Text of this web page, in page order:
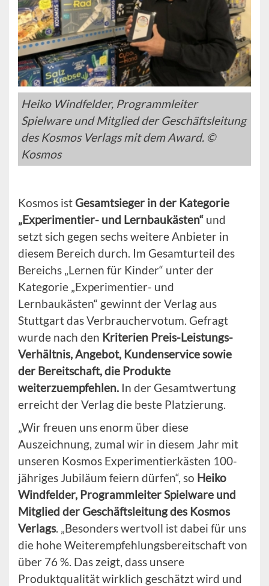
Heiko Windfelder, Programmleiter
Spielware und Mitglied der Geschäftsleitung
des Kosmos Verlags mit dem Award. ©
Kosmos
Kosmos ist Gesamtsieger in der Kategorie
„Experimentier- und Lernbaukästen“ und
setzt sich gegen sechs weitere Anbieter in
diesem Bereich durch. Im Gesamturteil des
Bereichs „Lernen für Kinder“ unter der
Kategorie „Experimentier- und
Lernbaukästen“ gewinnt der Verlag aus
Stuttgart das Verbrauchervotum. Gefragt
wurde nach den Kriterien Preis-Leistungs-
Verhältnis, Angebot, Kundenservice sowie
der Bereitschaft, die Produkte
weiterzuempfehlen. In der Gesamtwertung
erreicht der Verlag die beste Platzierung.
„Wir freuen uns enorm über diese
Auszeichnung, zumal wir in diesem Jahr mit
unseren Kosmos Experimentierkästen 100-
jähriges Jubiläum feiern dürfen“, so Heiko
Windfelder, Programmleiter Spielware und
Mitglied der Geschäftsleitung des Kosmos
Verlags. „Besonders wertvoll ist dabei für uns
die hohe Weiterempfehlungsbereitschaft von
über 76 %. Das zeigt, dass unsere
Produktqualität wirklich geschätzt wird und